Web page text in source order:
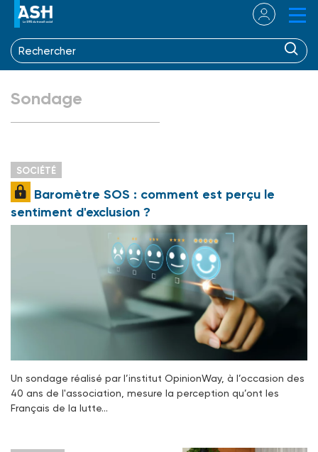
Sondage
SOCIÉTÉ
Baromètre SOS : comment est perçu le
sentiment d'exclusion ?
Un sondage réalisé par l’institut OpinionWay, à l’occasion des
40 ans de l'association, mesure la perception qu’ont les
Français de la lutte…